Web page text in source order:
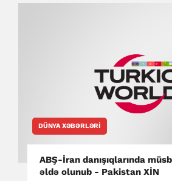
DÜNYA XƏBƏRLƏRI
ABŞ-İran danışıqlarında
əldə olunub - Pakistan XİN